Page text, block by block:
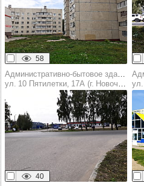
58
ул. 10 Пятилетки, 17А (г. Новочебоксарск)
40
ул.